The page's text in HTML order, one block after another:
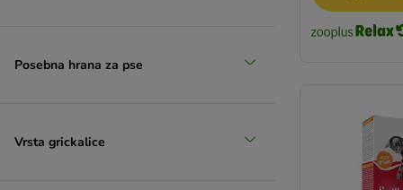
Posebna hrana za pse
Vrsta grickalice